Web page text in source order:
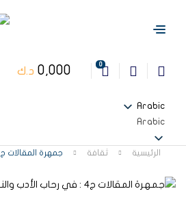
0
0,000 د.ك
Arabic
Arabic
الرئيسية ثقافة جمهرة المقالات ج4 : في رحاب الأدب والنقد 2